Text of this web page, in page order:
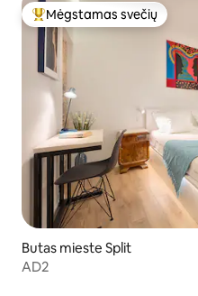
Svečių mėgstamiausias
Mėgstamas svečių
Butas mieste Split
AD2